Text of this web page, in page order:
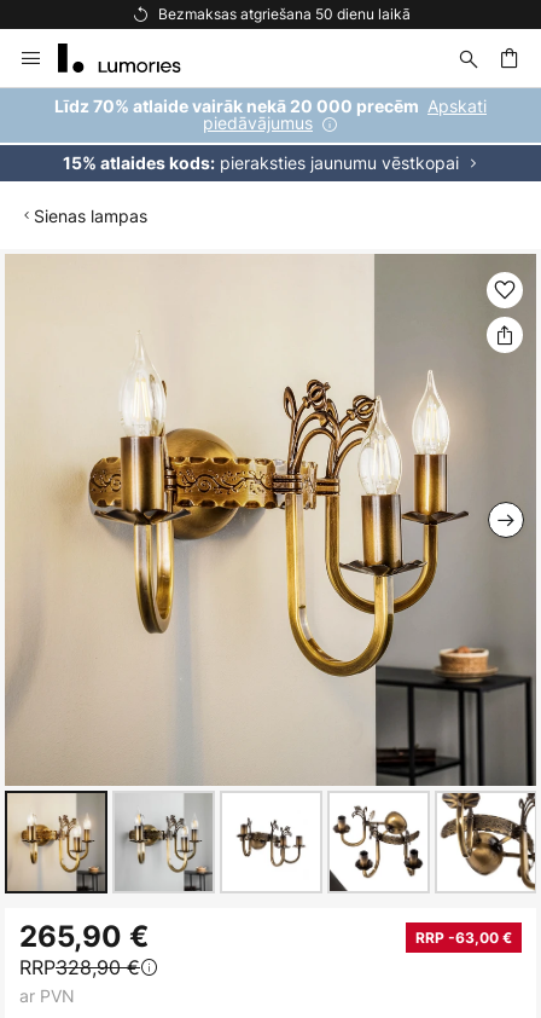
Bezmaksas atgriešana 50 dienu laikā
to
Content
Līdz 70% atlaide vairāk nekā 20 000 precēm Apskati
piedāvājumus
15% atlaides kods:pieraksties jaunumu vēstkopai
Sienas lampas
uz
galerijas
sākumu
265,90 € RRP -63,00 €
RRP328,90 €
ar PVN